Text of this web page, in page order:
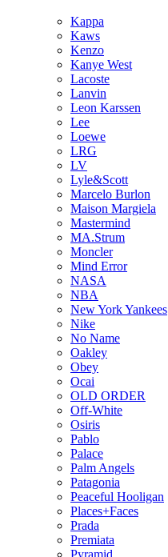
Kappa
Kaws
Kenzo
Kanye West
Lacoste
Lanvin
Leon Karssen
Lee
Loewe
LRG
LV
Lyle&Scott
Marcelo Burlon
Maison Margiela
Mastermind
MA.Strum
Moncler
Mind Error
NASA
NBA
New York Yankees
Nike
No Name
Oakley
Obey
Ocai
OLD ORDER
Off-White
Osiris
Pablo
Palace
Palm Angels
Patagonia
Peaceful Hooligan
Places+Faces
Prada
Premiata
Pyramid